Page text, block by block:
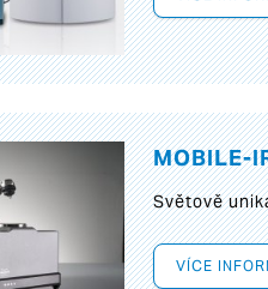
MOBILE-
Světově
VÍCE